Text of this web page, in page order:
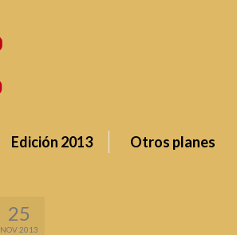
Edición 2013 Otros planes
25
NOV 2013